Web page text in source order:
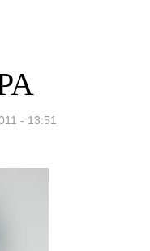
- 13:51